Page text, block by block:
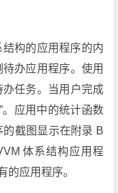
构的应用程序的内
办应用程序。使用
任务。当用户完成
。应用中的统计函数
截图显示在附录 B
体系结构应用程
的应用程序。